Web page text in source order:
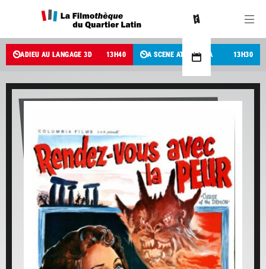
ADIEU AU LANGAGE 3D 13 H40 A SCENE AT THE SEA 13 H30